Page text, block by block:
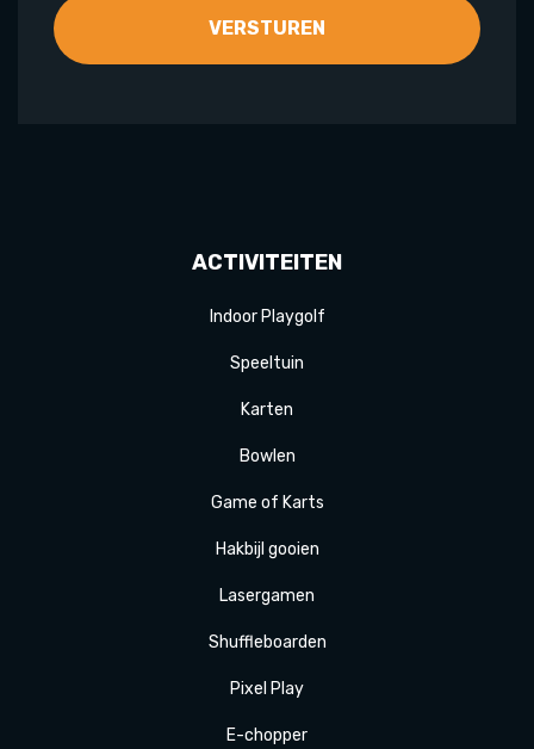
ACTIVITEITEN
Indoor Playgolf
Speeltuin
Karten
Bowlen
Game of Karts
Hakbijl gooien
Lasergamen
Shuffleboarden
Pixel Play
E-chopper